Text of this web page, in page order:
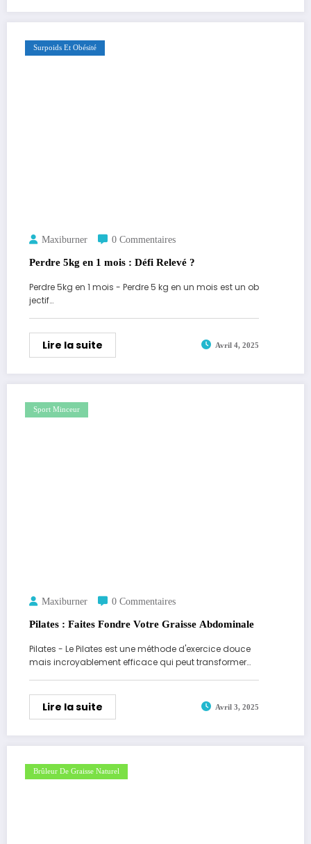
Surpoids Et Obésité
Maxiburner 0 Commentaires
Perdre 5kg en 1 mois : Défi Relevé ?
Perdre 5kg en 1 mois - Perdre 5 kg en un mois est un ob
jectif…
Lire la suite Avril 4, 2025
Sport Minceur
Maxiburner 0 Commentaires
Pilates : Faites Fondre Votre Graisse Abdominale
Pilates - Le Pilates est une méthode d'exercice douce
mais incroyablement efficace qui peut transformer…
Lire la suite Avril 3, 2025
Brûleur De Graisse Naturel